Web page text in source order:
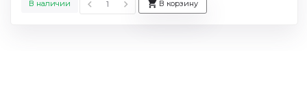
В наличии В корзину